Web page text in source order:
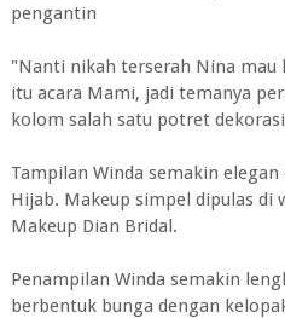
pengantin
"Nanti nikah terserah Nina mau
itu acara Mami, jadi temanya
kolom salah satu potret
Tampilan Winda semakin
Hijab. Makeup simpel dipulas di
Makeup Dian Bridal.
Penampilan Winda semakin
berbentuk bunga dengan